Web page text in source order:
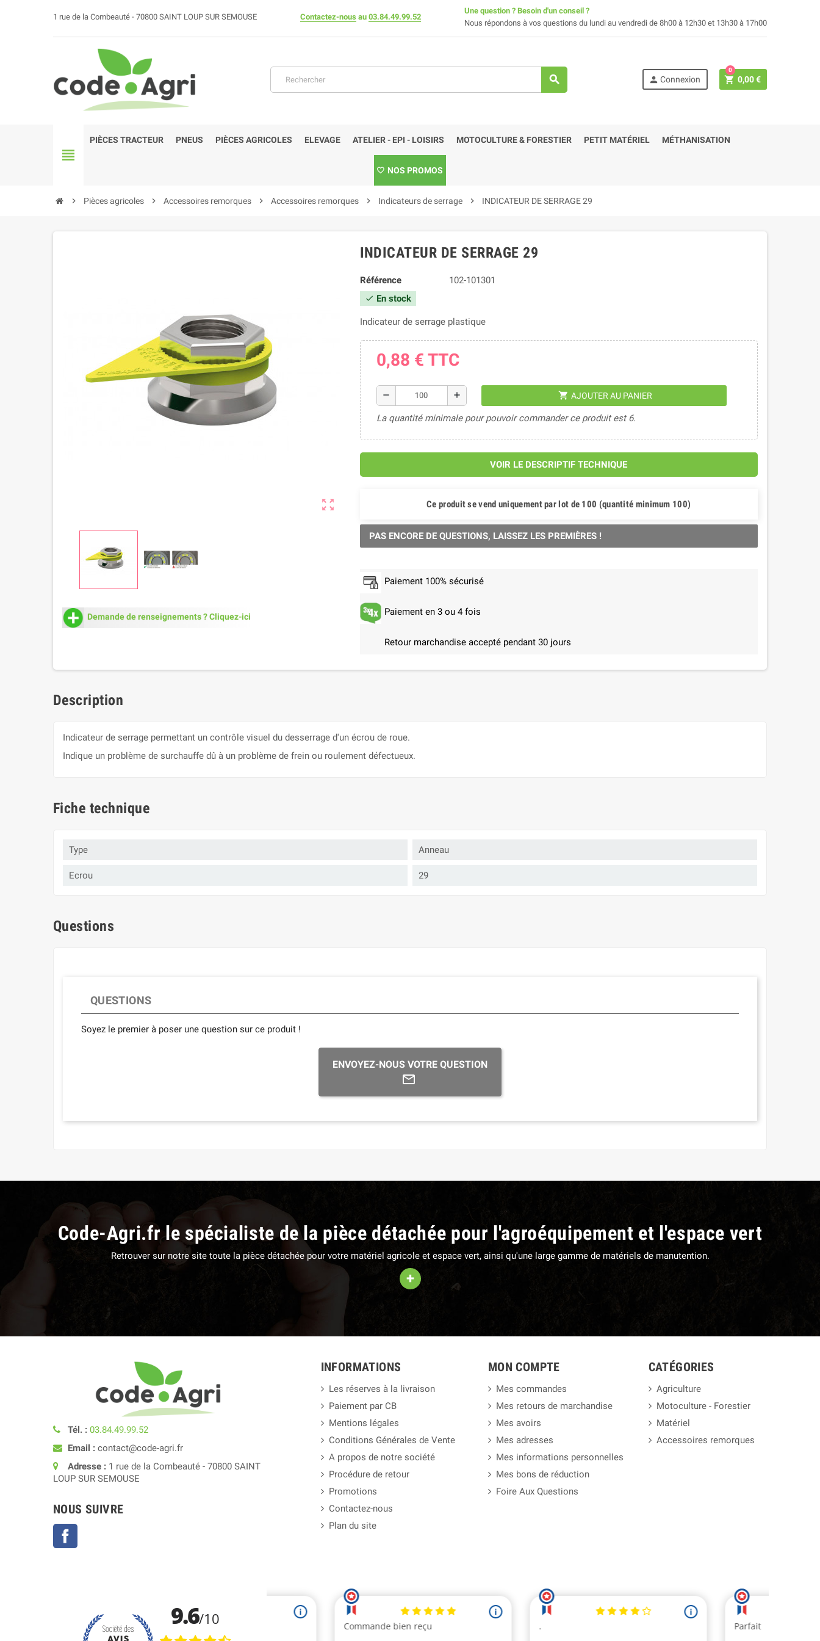
1 rue de la Combeauté - 70800 SAINT LOUP SUR SEMOUSE Contactez-nous au 03.84.49.99.52
Une question ? Besoin d'un conseil ?
Nous répondons à vos questions du lundi au vendredi de 8h00 à 12h30 et 13h30 à 17h00
search person Connexion shopping_cart 0,00 €
0
view_headline
PIÈCES TRACTEUR PNEUS PIÈCES AGRICOLES ELEVAGE ATELIER - EPI - LOISIRS MOTOCULTURE & FORESTIER PETIT MATÉRIEL MÉTHANISATION
NOS PROMOS
chevron_right Pièces agricoles chevron_right Accessoires remorques chevron_right Accessoires remorques chevron_right Indicateurs de serrage chevron_right INDICATEUR DE SERRAGE 29
zoom_out_map
Demande de renseignements ? Cliquez-ici
INDICATEUR DE SERRAGE 29
Référence 102-101301
check En stock
Indicateur de serrage plastique
0,88 € TTC
remove add shopping_cart AJOUTER AU PANIER
La quantité minimale pour pouvoir commander ce produit est 6.
VOIR LE DESCRIPTIF TECHNIQUE
Ce produit se vend uniquement par lot de 100 (quantité minimum 100)
PAS ENCORE DE QUESTIONS, LAISSEZ LES PREMIÈRES !
Paiement 100% sécurisé
Paiement en 3 ou 4 fois
Retour marchandise accepté pendant 30 jours
Description
Indicateur de serrage permettant un contrôle visuel du desserrage d'un écrou de roue.
Indique un problème de surchauffe dû à un problème de frein ou roulement défectueux.
Fiche technique
Type Anneau
Ecrou 29
Questions
QUESTIONS
Soyez le premier à poser une question sur ce produit !
ENVOYEZ-NOUS VOTRE QUESTION
Code-Agri.fr le spécialiste de la pièce détachée pour l'agroéquipement et l'espace vert
Retrouver sur notre site toute la pièce détachée pour votre matériel agricole et espace vert, ainsi qu'une large gamme de matériels de manutention.
+
Tél. : 03.84.49.99.52
Email : contact@code-agri.fr
Adresse : 1 rue de la Combeauté - 70800 SAINT
LOUP SUR SEMOUSE
NOUS SUIVRE
INFORMATIONS
Les réserves à la livraison
Paiement par CB
Mentions légales
Conditions Générales de Vente
A propos de notre société
Procédure de retour
Promotions
Contactez-nous
Plan du site
MON COMPTE
Mes commandes
Mes retours de marchandise
Mes avoirs
Mes adresses
Mes informations personnelles
Mes bons de réduction
Foire Aux Questions
CATÉGORIES
Agriculture
Motoculture - Forestier
Matériel
Accessoires remorques